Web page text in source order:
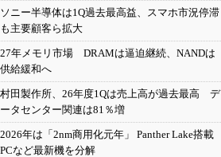
ソニー半導体は1Q過去最高益、スマホ市況停滞
も主要顧客ら拡大
27年メモリ市場 DRAMは逼迫継続、NANDは
供給緩和へ
村田製作所、26年度1Qは売上高が過去最高 デ
ータセンター関連は81％増
2026年は「2nm商用化元年」 Panther Lake搭載
PCなど最新機を分解